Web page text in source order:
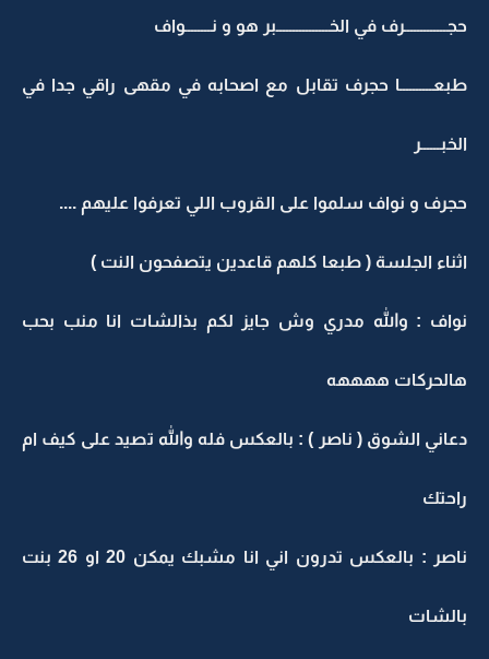
حجـــــــــــــرف في الخــــــــــــــــبر هو و نــــــــواف
طبعــــــــــا حجرف تقابل مع اصحابه في مقهى راقي جدا في
الخبــــــر
حجرف و نواف سلموا على القروب اللي تعرفوا عليهم ....
اثناء الجلسة ( طبعا كلهم قاعدين يتصفحون النت )
نواف : والله مدري وش جايز لكم بذالشات انا منب بحب
هالحركات ههههه
دعاني الشوق ( ناصر ) : بالعكس فله والله تصيد على كيف ام
راحتك
ناصر : بالعكس تدرون اني انا مشبك يمكن 20 او 26 بنت
بالشات